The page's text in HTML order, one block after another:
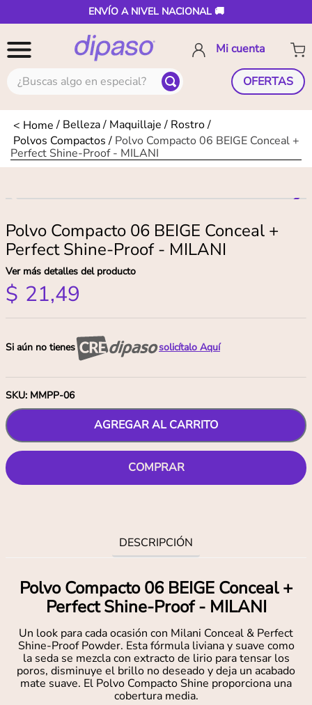
ENVÍO A NIVEL NACIONAL 🚚
¿Buscas algo en especial? OFERTAS
Belleza Maquillaje
Rostro
Polvos Compactos
Polvo Compacto 06 BEIGE Conceal +
Perfect Shine-Proof - MILANI
Polvo Compacto 06 BEIGE Conceal +
Perfect Shine-Proof - MILANI
Ver más detalles del producto
$ 21,49
Si aún no tienes solicítalo Aquí
SKU: MMPP-06
AGREGAR AL CARRITO
COMPRAR
DESCRIPCIÓN
Polvo Compacto 06 BEIGE Conceal +
Perfect Shine-Proof - MILANI
Un look para cada ocasión con Milani Conceal & Perfect
Shine-Proof Powder. Esta fórmula liviana y suave como
la seda se mezcla con extracto de lirio para tensar los
poros, disminuye el brillo no deseado y deja un acabado
mate suave. El Polvo Compacto Shine proporciona una
cobertura media.